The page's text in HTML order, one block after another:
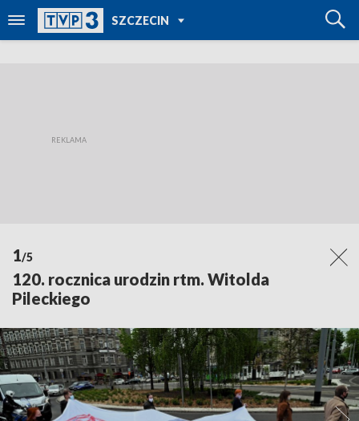
SZCZECIN
TVP REGIONY
1/5
120. rocznica urodzin rtm. Witolda
Pileckiego